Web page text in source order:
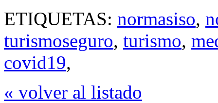
ETIQUETAS: normasiso,
turismoseguro, turismo,
covid19,
« volver al listado